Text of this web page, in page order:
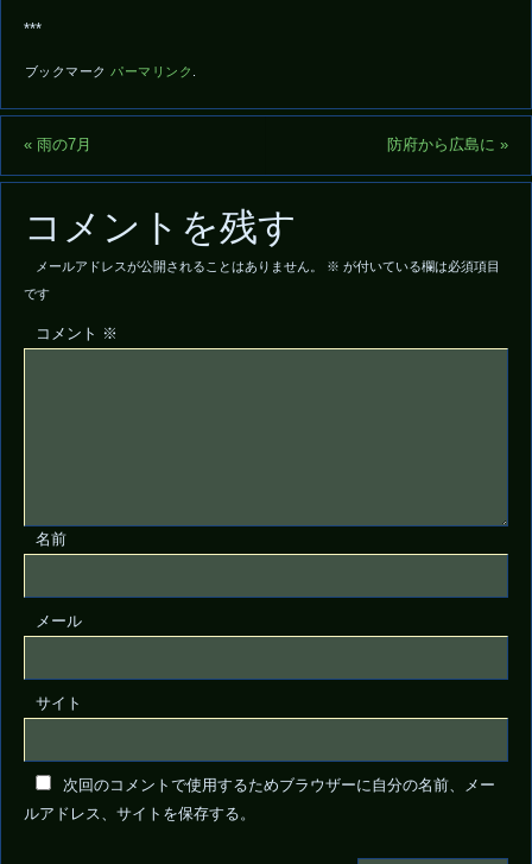
***
ブックマークパーマリンク .
«雨の7月 防府から広島に»
コメントを残す
メールアドレスが公開されることはありません。 ※ が付いている欄は必須項目
です
コメント ※
名前
メール
サイト
次回のコメントで使用するためブラウザーに自分の名前、メー
ルアドレス、サイトを保存する。